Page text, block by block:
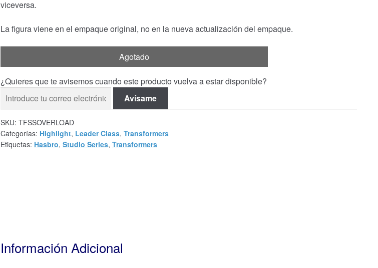
viceversa.
La figura viene en el empaque original, no en la nueva actualización del empaque.
Agotado
¿Quieres que te avisemos cuando este producto vuelva a estar disponible?
Avísame
SKU: TFSSOVERLOAD
Categorías: Highlight, Leader Class, Transformers
Etiquetas: Hasbro, Studio Series, Transformers
Información Adicional